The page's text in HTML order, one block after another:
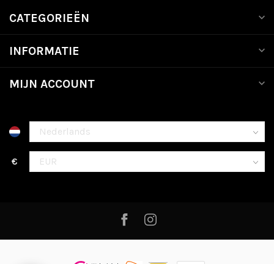
CATEGORIEËN
INFORMATIE
MIJN ACCOUNT
€